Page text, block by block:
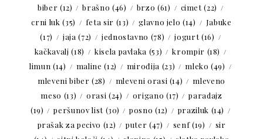
biber (12) brašno (46) brzo (61) cimet(22)
crni luk (35) feta sir (13) glavno jelo (14)
Jabuke
(17)
jaja (72) jednostavno (78) jogurt(16)
kačkavalj (18) kisela pavlaka (53) krompir (18)
limun (14) maline (12) mirođija (23) mleko (49)
mleveni biber (28) mleveni orasi (14)
mleveno
meso (13) orasi (24) origano (17)
paradajz
(19)
peršunov list(30) posno (12) praziluk (14)
prašak za pecivo (12) puter (47) senf(19)
sir